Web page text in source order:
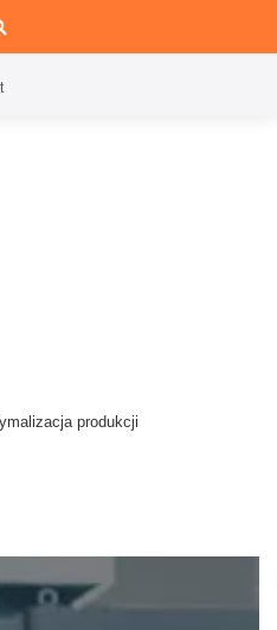
produkcji